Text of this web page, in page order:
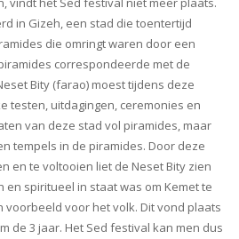
in Gizeh, een stad die toentertijd
die omringt waren door een
correspondeerde met de
Bity (farao) moest tijdens deze
testen, uitdagingen, ceremonies en
van deze stad vol piramides, maar
tempels in de piramides. Door deze
en te voltooien liet de Neset Bity zien
en spiritueel in staat was om Kemet te
voorbeeld voor het volk. Dit vond plaats
de 3 jaar. Het Sed festival kan men dus